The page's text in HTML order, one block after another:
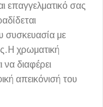
επαγγελματικό σας
συσκευασία με
χρωματική
διαφέρει
απεικόνισή του